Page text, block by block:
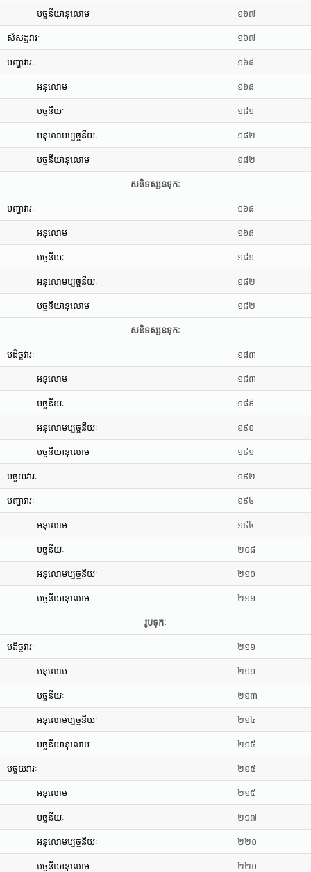
បច្ចនីយានុលោម ១៦៧
សំសដ្ឋវារៈ ១៦៧
បញ្ហាវារៈ ១៦៨
អនុលោម ១៦៨
បច្ចនីយៈ ១៨១
អនុលោមប្បច្ចនីយៈ ១៨២
បច្ចនីយានុលោម ១៨២
សនិទស្សនទុកៈ
បញ្ហាវារៈ ១៦៨
អនុលោម ១៦៨
បច្ចនីយៈ ១៨១
អនុលោមប្បច្ចនីយៈ ១៨២
បច្ចនីយានុលោម ១៨២
សនិទស្សនទុកៈ
បដិច្ចវារៈ ១៨៣
អនុលោម ១៨៣
បច្ចនីយៈ ១៨៩
អនុលោមប្បច្ចនីយៈ ១៩១
បច្ចនីយានុលោម ១៩១
បច្ចយវារៈ ១៩២
បញ្ហាវារៈ ១៩៤
អនុលោម ១៩៤
បច្ចនីយៈ ២០៨
អនុលោមប្បច្ចនីយៈ ២១០
បច្ចនីយានុលោម ២១១
រូបទុកៈ
បដិច្ចវារៈ ២១១
អនុលោម ២១១
បច្ចនីយៈ ២១៣
អនុលោមប្បច្ចនីយៈ ២១៤
បច្ចនីយានុលោម ២១៥
បច្ចយវារៈ ២១៥
អនុលោម ២១៥
បច្ចនីយៈ ២១៧
អនុលោមប្បច្ចនីយៈ ២២០
បច្ចនីយានុលោម ២២០